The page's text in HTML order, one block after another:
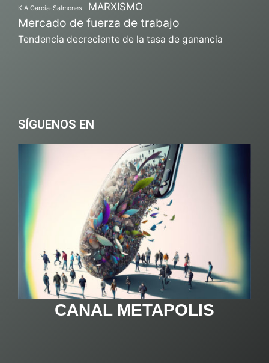
K.A.García-Salmones MARXISMO
Mercado de fuerza de trabajo
Tendencia decreciente de la tasa de ganancia
SÍGUENOS EN
CANAL METAPOLIS